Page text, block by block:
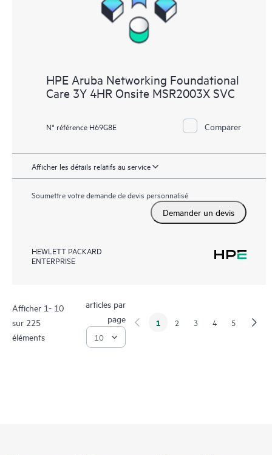
HPE Aruba Networking Foundational
Care 3Y 4HR Onsite MSR2003X SVC
N° référence H69G8E Comparer
Afficher les détails relatifs au service
Soumettre votre demande de devis personnalisé
Demander un devis
HEWLETT PACKARD
ENTERPRISE
Afficher 1- 10
sur 225
éléments
articles par
page
1 2 3 4 5